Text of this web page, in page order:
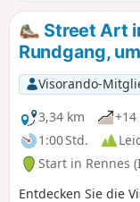
Street Art
Rundgang,
Visorando-
3,34 km
+14
1:00 Std.
Start in Rennes
Entdecken Sie die